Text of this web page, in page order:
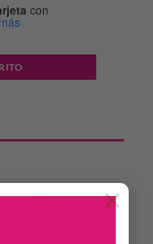
×
con
SWIRL 004 cantidad